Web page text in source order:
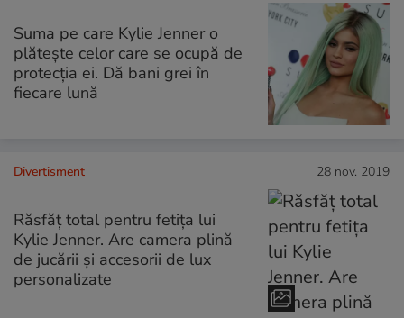
Suma pe care Kylie Jenner o
plătește celor care se ocupă de
protecția ei. Dă bani grei în
fiecare lună
Divertisment 28 nov. 2019
Răsfăț total pentru fetița lui
Kylie Jenner. Are camera plină
de jucării și accesorii de lux
personalizate